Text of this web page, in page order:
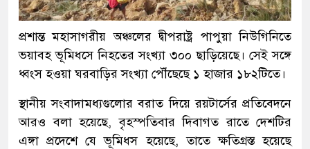
প্রশান্ত মহাসাগরীয় অঞ্চলের দ্বীপরাষ্ট্র পাপুয়া নিউগিনিতে
ভয়াবহ ভূমিধসে নিহতের সংখ্যা ৩০০ ছাড়িয়েছে। সেই সঙ্গে
ধ্বংস হওয়া ঘরবাড়ির সংখ্যা পৌঁছেছে ১ হাজার ১৮২টিতে।
স্থানীয় সংবাদামধ্যগুলোর বরাত দিয়ে রয়টার্সের প্রতিবেদনে
আরও বলা হয়েছে, বৃহস্পতিবার দিবাগত রাতে দেশটির
এঙ্গা প্রদেশে যে ভূমিধস হয়েছে, তাতে ক্ষতিগ্রস্ত হয়েছে